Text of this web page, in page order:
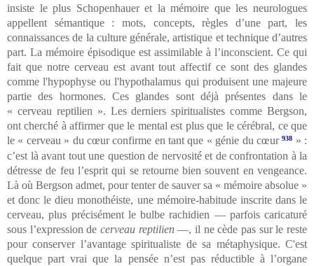
insiste le plus Schopenhauer et la mémoire que les neurologues
appellent sémantique : mots, concepts, règles d’une part, les
connaissances de la culture générale, artistique et technique d’autres
part. La mémoire épisodique est assimilable à l’inconscient. Ce qui
fait que notre cerveau est avant tout affectif ce sont des glandes
comme l'hypophyse ou l'hypothalamus qui produisent une majeure
partie des hormones. Ces glandes sont déjà présentes dans le
« cerveau reptilien ». Les derniers spiritualistes comme Bergson,
ont cherché à affirmer que le mental est plus que le cérébral, ce que
le « cerveau » du cœur confirme en tant que « génie du cœur938 » :
c’est là avant tout une question de nervosité et de confrontation à la
détresse de feu l’esprit qui se retourne bien souvent en vengeance.
Là où Bergson admet, pour tenter de sauver sa « mémoire absolue »
et donc le dieu monothéiste, une mémoire-habitude inscrite dans le
cerveau, plus précisément le bulbe rachidien — parfois caricaturé
sous l’expression de cerveau reptilien—, il ne cède pas sur le reste
pour conserver l’avantage spiritualiste de sa métaphysique. C'est
quelque part vrai que la pensée n’est pas réductible à l’organe